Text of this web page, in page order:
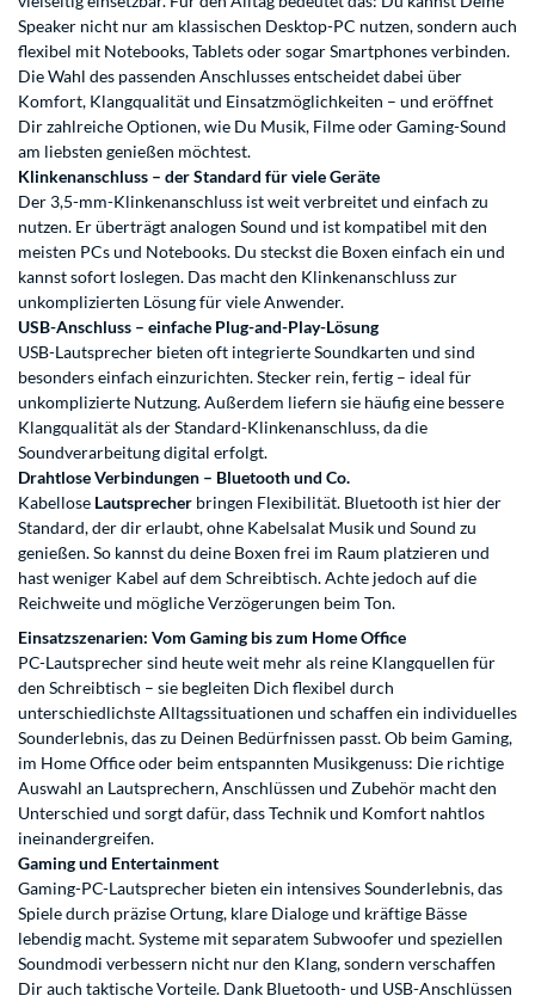
Speaker nicht nur am klassischen Desktop-PC nutzen, sondern auch
flexibel mit Notebooks, Tablets oder sogar Smartphones verbinden.
Die Wahl des passenden Anschlusses entscheidet dabei über
Komfort, Klangqualität und Einsatzmöglichkeiten – und eröffnet
Dir zahlreiche Optionen, wie Du Musik, Filme oder Gaming-Sound
am liebsten genießen möchtest.
Klinkenanschluss – der Standard für viele Geräte
Der 3,5-mm-Klinkenanschluss ist weit verbreitet und einfach zu
nutzen. Er überträgt analogen Sound und ist kompatibel mit den
meisten PCs und Notebooks. Du steckst die Boxen einfach ein und
kannst sofort loslegen. Das macht den Klinkenanschluss zur
unkomplizierten Lösung für viele Anwender.
USB-Anschluss – einfache Plug-and-Play-Lösung
USB-Lautsprecher bieten oft integrierte Soundkarten und sind
besonders einfach einzurichten. Stecker rein, fertig – ideal für
unkomplizierte Nutzung. Außerdem liefern sie häufig eine bessere
Klangqualität als der Standard-Klinkenanschluss, da die
Soundverarbeitung digital erfolgt.
Drahtlose Verbindungen – Bluetooth und Co.
Kabellose Lautsprecher bringen Flexibilität. Bluetooth ist hier der
Standard, der dir erlaubt, ohne Kabelsalat Musik und Sound zu
genießen. So kannst du deine Boxen frei im Raum platzieren und
hast weniger Kabel auf dem Schreibtisch. Achte jedoch auf die
Reichweite und mögliche Verzögerungen beim Ton.
Einsatzszenarien: Vom Gaming bis zum Home Office
PC-Lautsprecher sind heute weit mehr als reine Klangquellen für
den Schreibtisch – sie begleiten Dich flexibel durch
unterschiedlichste Alltagssituationen und schaffen ein individuelles
Sounderlebnis, das zu Deinen Bedürfnissen passt. Ob beim Gaming,
im Home Office oder beim entspannten Musikgenuss: Die richtige
Auswahl an Lautsprechern, Anschlüssen und Zubehör macht den
Unterschied und sorgt dafür, dass Technik und Komfort nahtlos
ineinandergreifen.
Gaming und Entertainment
Gaming-PC-Lautsprecher bieten ein intensives Sounderlebnis, das
Spiele durch präzise Ortung, klare Dialoge und kräftige Bässe
lebendig macht. Systeme mit separatem Subwoofer und speziellen
Soundmodi verbessern nicht nur den Klang, sondern verschaffen
Dir auch taktische Vorteile. Dank Bluetooth- und USB-Anschlüssen